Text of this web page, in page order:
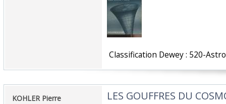
Classification Dewey : 520-
‎KOHLER Pierre‎ ‎LES GOUFFRES DU